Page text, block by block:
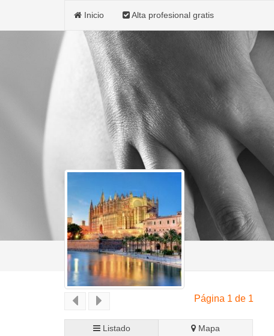
Inicio Alta profesional gratis
Página 1 de 1
Listado Mapa